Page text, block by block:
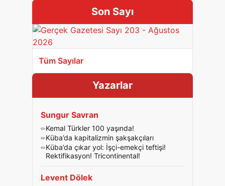
Son Sayı
Tüm Sayılar
Yazarlar
Sungur Savran
Kemal Türkler 100 yaşında!
Küba’da kapitalizmin şakşakçıları
Küba’da çıkar yol: İşçi-emekçi teftişi!
Rektifikasyon! Tricontinental!
Levent Dölek